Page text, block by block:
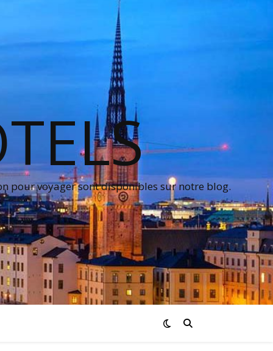
pour voyager sont disponibles sur notre blog.